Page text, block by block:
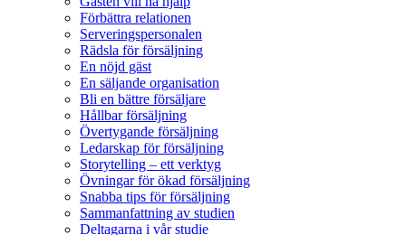
Förbättra relationen
Serveringspersonalen
Rädsla för försäljning
En nöjd gäst
En säljande organisation
Bli en bättre försäljare
Hållbar försäljning
Övertygande försäljning
Ledarskap för försäljning
Storytelling – ett verktyg
Övningar för ökad försäljning
Snabba tips för försäljning
Sammanfattning av studien
Deltagarna i vår studie